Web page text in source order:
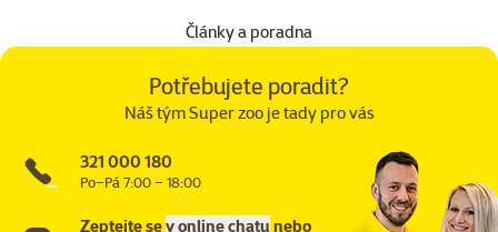
Články a poradna
Potřebujete poradit?
Náš tým Super zoo je tady pro vás
321 000 180
Po–Pá 7:00 – 18:00
Zeptejte sev online chatu nebo